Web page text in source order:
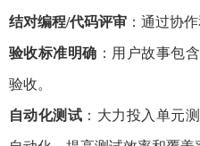
结对编程/代码评审 ：通过协
验收标准明确 ：用户故事包
验收。
自动化测试 ：大力投入单元